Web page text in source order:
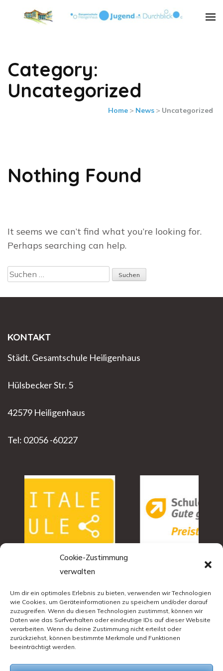
Cookie-Zustimmung
verwalten
Um dir ein optimales Erlebnis zu bieten, verwenden wir Technologien
wie Cookies, um Geräteinformationen zu speichern und/oder darauf
zuzugreifen. Wenn du diesen Technologien zustimmst, können wir
Daten wie das Surfverhalten oder eindeutige IDs auf dieser Website
verarbeiten. Wenn du deine Zustimmung nicht erteilst oder
zurückziehst, können bestimmte Merkmale und Funktionen
beeinträchtigt werden.
Category:
Uncategorized
Home > News > Uncategorized
Nothing Found
It seems we can’t find what you’re looking for.
Perhaps searching can help.
Suchen
KONTAKT
Städt. Gesamtschule Heiligenhaus
Hülsbecker Str. 5
42579 Heiligenhaus
Tel: 02056 -60227